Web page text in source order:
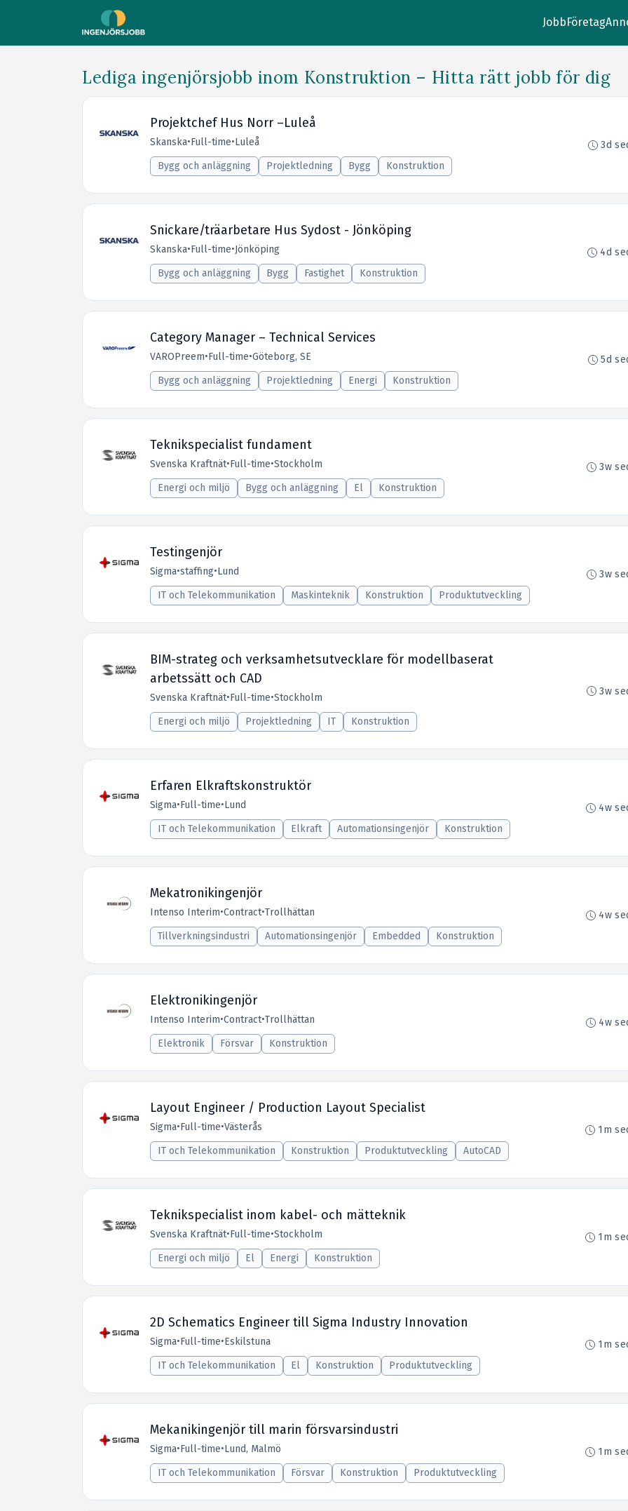
JobbFöretag
Lediga ingenjörsjobb inom Konstruktion – Hitta rätt jobb för dig
Projektchef Hus Norr –Luleå
Skanska•Full-time•Luleå
Bygg och anläggning
Projektledning Bygg Konstruktion
3d
Snickare/träarbetare Hus Sydost - Jönköping
Skanska•Full-time•Jönköping
Bygg och anläggning
Bygg Fastighet Konstruktion
4d
Category Manager – Technical Services
VAROPreem•Full-time•Göteborg, SE
Bygg och anläggning
Projektledning Energi Konstruktion
5d
Teknikspecialist fundament
Svenska Kraftnät•Full-time•Stockholm
Energi och miljö
Bygg och anläggning El Konstruktion
3w
Testingenjör
Sigma•staffing•Lund
IT och Telekommunikation
Maskinteknik Konstruktion Produktutveckling
3w
BIM-strateg och verksamhetsutvecklare för modellbaserat
arbetssätt och CAD
Svenska Kraftnät•Full-time•Stockholm
Energi och miljö
Projektledning IT Konstruktion
3w
Erfaren Elkraftskonstruktör
Sigma•Full-time•Lund
IT och Telekommunikation
Elkraft Automationsingenjör Konstruktion
4w
Mekatronikingenjör
Intenso Interim•Contract•Trollhättan
Tillverkningsindustri
Automationsingenjör Embedded Konstruktion
4w
Elektronikingenjör
Intenso Interim•Contract•Trollhättan
Elektronik
Försvar Konstruktion
4w
Layout Engineer / Production Layout Specialist
Sigma•Full-time•Västerås
IT och Telekommunikation
Konstruktion Produktutveckling AutoCAD
1m
Teknikspecialist inom kabel- och mätteknik
Svenska Kraftnät•Full-time•Stockholm
Energi och miljö
El Energi Konstruktion
1m
2D Schematics Engineer till Sigma Industry Innovation
Sigma•Full-time•Eskilstuna
IT och Telekommunikation
El Konstruktion Produktutveckling
1m
Mekanikingenjör till marin försvarsindustri
Sigma•Full-time•Lund, Malmö
IT och Telekommunikation
Försvar Konstruktion Produktutveckling
1m